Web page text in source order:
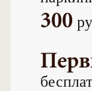
300